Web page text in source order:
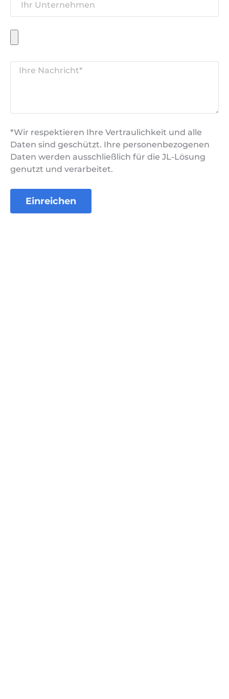
*Wir respektieren Ihre Vertraulichkeit und alle
Daten sind geschützt. Ihre personenbezogenen
Daten werden ausschließlich für die JL-Lösung
genutzt und verarbeitet.
Einreichen